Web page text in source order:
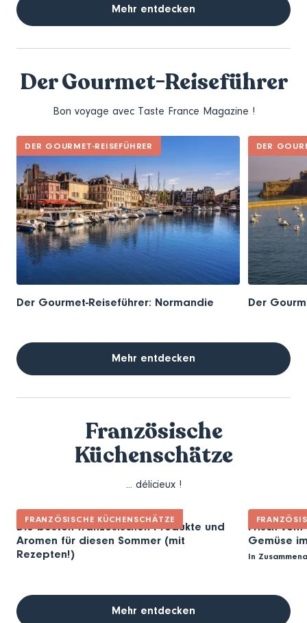
Mehr entdecken
Der Gourmet-Reiseführer
Bon voyage avec Taste France Magazine !
DER GOURMET-REISEFÜHRER
Der Gourmet-Reiseführer: Normandie
DER
Der
Mehr entdecken
Französische
Küchenschätze
... délicieux !
FRANZÖSISCHE KÜCHENSCHÄTZE
Die besten französischen Produkte und
Aromen für diesen Sommer (mit
Rezepten!)
Frisch
Gemüse
In
Mehr entdecken